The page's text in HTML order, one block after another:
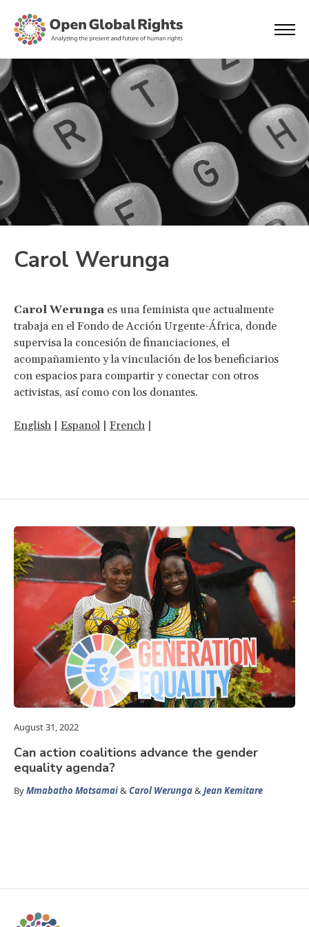
Carol Werunga
Carol Werunga es una feminista que actualmente
trabaja en el Fondo de Acción Urgente-África, donde
supervisa la concesión de financiaciones, el
acompañamiento y la vinculación de los beneficiarios
con espacios para compartir y conectar con otros
activistas, así como con los donantes.
English | Espanol | French |
August 31, 2022
Can action coalitions advance the gender
equality agenda?
ByMmabatho Motsamai&Carol Werunga&Jean Kemitare